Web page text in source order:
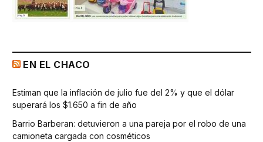
EN EL CHACO
Estiman que la inflación de julio fue del 2% y que el dólar
superará los $1.650 a fin de año
Barrio Barberan: detuvieron a una pareja por el robo de una
camioneta cargada con cosméticos